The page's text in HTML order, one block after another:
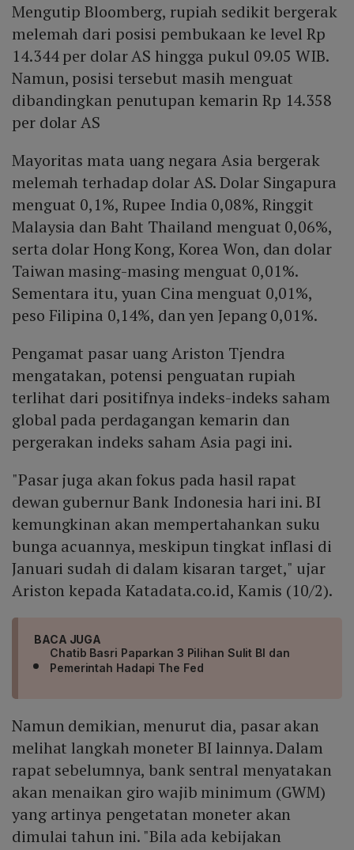
Mengutip Bloomberg, rupiah sedikit bergerak
melemah dari posisi pembukaan ke level Rp
14.344 per dolar AS hingga pukul 09.05 WIB.
Namun, posisi tersebut masih menguat
dibandingkan penutupan kemarin Rp 14.358
per dolar AS
Mayoritas mata uang negara Asia bergerak
melemah terhadap dolar AS. Dolar Singapura
menguat 0,1%, Rupee India 0,08%, Ringgit
Malaysia dan Baht Thailand menguat 0,06%,
serta dolar Hong Kong, Korea Won, dan dolar
Taiwan masing-masing menguat 0,01%.
Sementara itu, yuan Cina menguat 0,01%,
peso Filipina 0,14%, dan yen Jepang 0,01%.
Pengamat pasar uang Ariston Tjendra
mengatakan, potensi penguatan rupiah
terlihat dari positifnya indeks-indeks saham
global pada perdagangan kemarin dan
pergerakan indeks saham Asia pagi ini.
"Pasar juga akan fokus pada hasil rapat
dewan gubernur Bank Indonesia hari ini. BI
kemungkinan akan mempertahankan suku
bunga acuannya, meskipun tingkat inflasi di
Januari sudah di dalam kisaran target," ujar
Ariston kepada Katadata.co.id, Kamis (10/2).
BACA JUGA
Chatib Basri Paparkan 3 Pilihan Sulit BI dan
Pemerintah Hadapi The Fed
Namun demikian, menurut dia, pasar akan
melihat langkah moneter BI lainnya. Dalam
rapat sebelumnya, bank sentral menyatakan
akan menaikan giro wajib minimum (GWM)
yang artinya pengetatan moneter akan
dimulai tahun ini. "Bila ada kebijakan